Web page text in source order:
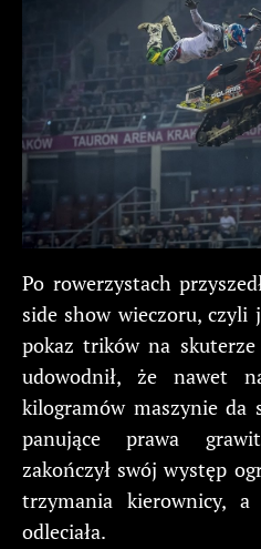
Po rowerzystach
side show wieczoru, czyli
pokaz trików na skuterze
udowodnił, że nawet
kilogramów maszynie da
panujące prawa
zakończył swój występ
trzymania kierownicy, a
odleciała.